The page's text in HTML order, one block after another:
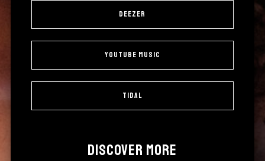
Deezer
YouTube Music
Tidal
DISCOVER MORE